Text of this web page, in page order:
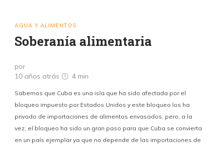
AGUA Y ALIMENTOS
Soberanía alimentaria
por
10 años atrás
4 min
Sabemos que Cuba es una isla que ha sido afectada por el
bloqueo impuesto por Estados Unidos y este bloqueo los ha
privado de importaciones de alimentos envasados, pero, a la
vez, el bloqueo ha sido un gran paso para que Cuba se convierta
en un país ejemplar ya que no depende de las importaciones de